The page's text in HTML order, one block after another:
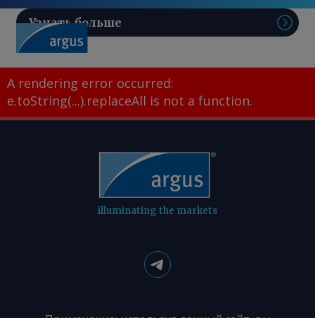
Узнать больше
A rendering error occurred:
e.toString(...).replaceAll is not a function.
illuminating the markets